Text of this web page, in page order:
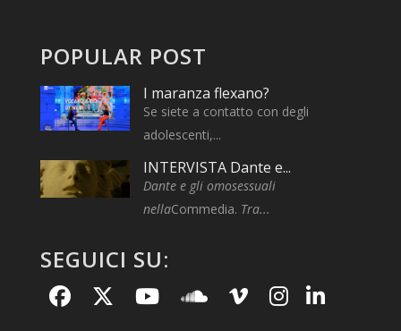
POPULAR POST
I maranza flexano?
Se siete a contatto con degli
adolescenti,...
INTERVISTA Dante e...
Dante e gli omosessuali
nellaCommedia. Tra...
SEGUICI SU: